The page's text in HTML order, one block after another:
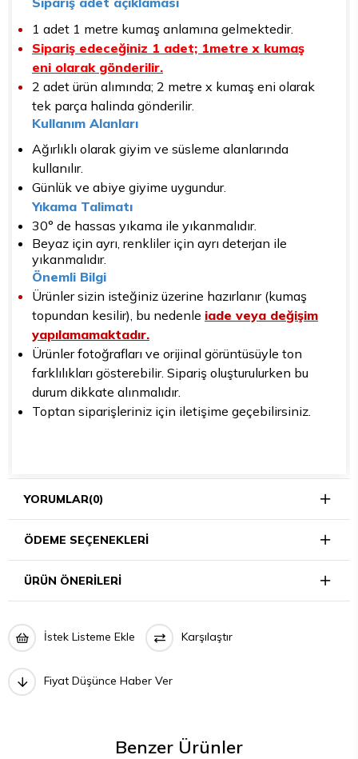
1 adet 1 metre kumaş anlamına gelmektedir.
Sipariş edeceğiniz 1 adet; 1metre x kumaş
eni olarak gönderilir.
2 adet ürün alımında; 2 metre x kumaş eni olarak
tek parça halinda gönderilir.
Kullanım Alanları
Ağırlıklı olarak giyim ve süsleme alanlarında
kullanılır.
Günlük ve abiye giyime uygundur.
Yıkama Talimatı
30° de hassas yıkama ile yıkanmalıdır.
Beyaz için ayrı, renkliler için ayrı deterjan ile
yıkanmalıdır.
Önemli Bilgi
Ürünler sizin isteğiniz üzerine hazırlanır (kumaş
topundan kesilir), bu nedenle iade veya değişim
yapılamamaktadır.
Ürünler fotoğrafları ve orijinal görüntüsüyle ton
farklılıkları gösterebilir. Sipariş oluşturulurken bu
durum dikkate alınmalıdır.
Toptan siparişleriniz için iletişime geçebilirsiniz.
YORUMLAR(0)
ÖDEME SEÇENEKLERI
ÜRÜN ÖNERILERI
İstek Listeme Ekle Karşılaştır
Fiyat Düşünce Haber Ver
Benzer Ürünler